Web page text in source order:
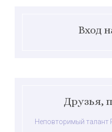
Вход
Друзья,
Неповторимый талант